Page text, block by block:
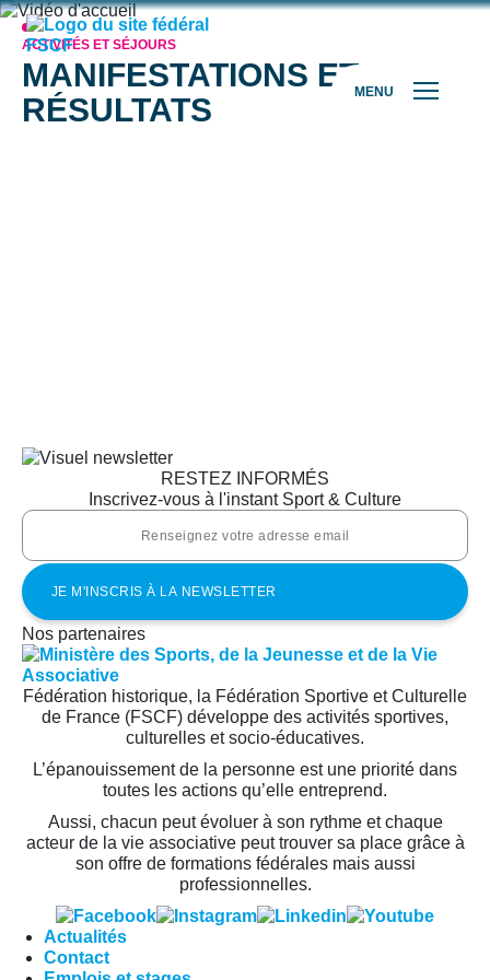
MENU
ACTIVITÉS ET SÉJOURS
MANIFESTATIONS ET
RÉSULTATS
RESTEZ INFORMÉS
Inscrivez-vous à l'instant Sport & Culture
Nos partenaires
Fédération historique, la Fédération Sportive et Culturelle
de France (FSCF) développe des activités sportives,
culturelles et socio-éducatives.
L’épanouissement de la personne est une priorité dans
toutes les actions qu’elle entreprend.
Aussi, chacun peut évoluer à son rythme et chaque
acteur de la vie associative peut trouver sa place grâce à
son offre de formations fédérales mais aussi
professionnelles.
Actualités
Contact